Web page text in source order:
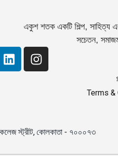
একুশ শতক একটি শিল্প, সাহিত্য
সচেতন,
Terms &
কলেজ স্ট্রীট, কোলকাতা - ৭০০০৭৩